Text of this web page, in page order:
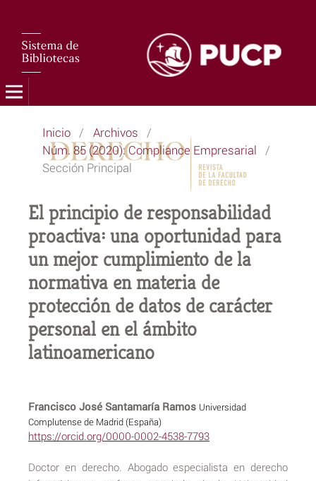
Inicio / Archivos /
Núm. 85 (2020): Compliance Empresarial /
Sección Principal
El principio de responsabilidad
proactiva: una oportunidad para
un mejor cumplimiento de la
normativa en materia de
protección de datos de carácter
personal en el ámbito
latinoamericano
Francisco José Santamaría Ramos Universidad
Complutense de Madrid (España)
https://orcid.org/0000-0002-4538-7793
Doctor en derecho. Abogado especialista en derecho